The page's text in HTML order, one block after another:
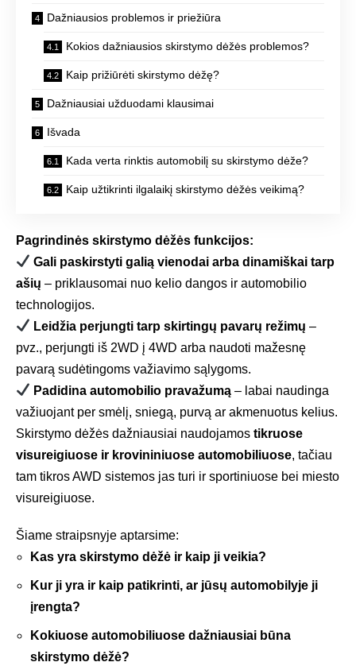
Dažniausios problemos ir priežiūra
Kokios dažniausios skirstymo dėžės problemos?
Kaip prižiūrėti skirstymo dėžę?
Dažniausiai užduodami klausimai
Išvada
Kada verta rinktis automobilį su skirstymo dėže?
Kaip užtikrinti ilgalaikį skirstymo dėžės veikimą?
Pagrindinės skirstymo dėžės funkcijos:
Gali paskirstyti galią vienodai arba dinamiškai tarp
ašių – priklausomai nuo kelio dangos ir automobilio
technologijos.
Leidžia perjungti tarp skirtingų pavarų režimų –
pvz., perjungti iš 2WD į 4WD arba naudoti mažesnę
pavarą sudėtingoms važiavimo sąlygoms.
Padidina automobilio pravažumą – labai naudinga
važiuojant per smėlį, sniegą, purvą ar akmenuotus kelius.
Skirstymo dėžės dažniausiai naudojamos tikruose
visureigiuose ir krovininiuose automobiliuose, tačiau
tam tikros AWD sistemos jas turi ir sportiniuose bei miesto
visureigiuose.
Šiame straipsnyje aptarsime:
Kas yra skirstymo dėžė ir kaip ji veikia?
Kur ji yra ir kaip patikrinti, ar jūsų automobilyje ji
įrengta?
Kokiuose automobiliuose dažniausiai būna
skirstymo dėžė?